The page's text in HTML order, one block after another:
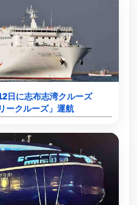
日に志布志湾クルーズ
ークルーズ」運航